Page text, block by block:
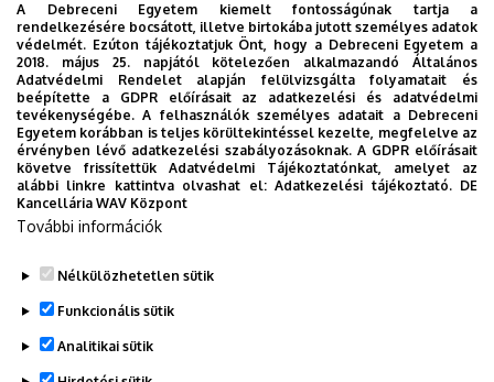
beavatkozásokban. Az elmúlt évben elsőként induló
implantológia kurzus keretein belül pedig annak alapjaival
ismerkedhetnek meg.
A betegellátás részeként a különleges gondozást
igénylő/fogyatékkal élő páciensek komplex kezelése is
tanszékünkön történik, a korábban e célból kialakított
magas színvonalú speciális kezelőben.
Legutóbbi frissítés: 2023. 02. 08. 12:40
A Debreceni Egyetem kiemelt fontosságúnak tartja a
rendelkezésére bocsátott, illetve birtokába jutott személyes adatok
védelmét. Ezúton tájékoztatjuk Önt, hogy a Debreceni Egyetem a
2018. május 25. napjától kötelezően alkalmazandó Általános
Adatvédelmi Rendelet alapján felülvizsgálta folyamatait és
beépítette a GDPR előírásait az adatkezelési és adatvédelmi
tevékenységébe. A felhasználók személyes adatait a Debreceni
Egyetem korábban is teljes körültekintéssel kezelte, megfelelve az
érvényben lévő adatkezelési szabályozásoknak. A GDPR előírásait
követve frissítettük Adatvédelmi Tájékoztatónkat, amelyet az
alábbi linkre kattintva olvashat el:Adatkezelési tájékoztató. DE
Kancellária WAV Központ
További információk
Nélkülözhetetlen sütik
Funkcionális sütik
Analitikai sütik